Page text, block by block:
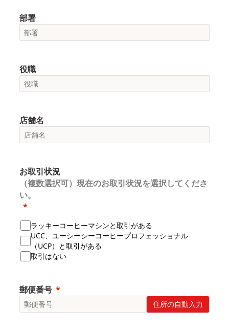
部署
役職
店舗名
お取引状況
（複数選択可）現在のお取引状況を選択してくださ
い。
ラッキーコーヒーマシンと取引がある
UCC、ユーシーシーコーヒープロフェッショナル
（UCP）と取引がある
取引はない
郵便番号
住所の自動入力